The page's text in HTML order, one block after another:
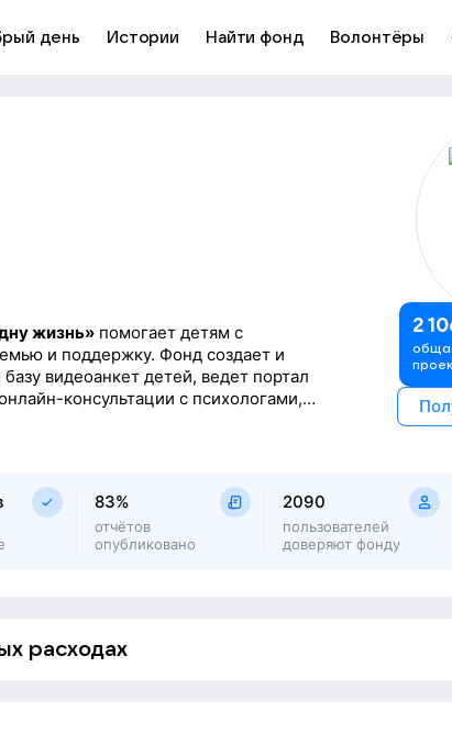
день Истории Найти фонд Волонтёры
жизнь» помогает детям с
и поддержку. Фонд создает и
видеоанкет детей, ведет портал
консультации с психологами,
была семья, забота и шанс на
2
83%
отчётов
опубликовано
2090
пользователей
доверяют фонду
расходах